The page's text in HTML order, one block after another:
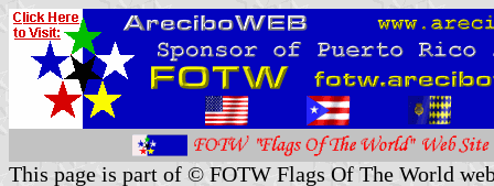
This page is part of © FOTW Flags Of The World